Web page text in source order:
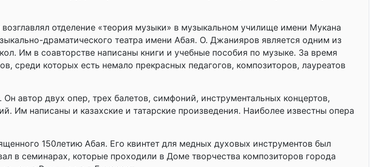
отделение «теория музыки» в музыкальном училище имени Мукана
драматического театра имени Абая. О. Джанияров является одним из
Им в соавторстве написаны книги и учебные пособия по музыке. За время
среди которых есть немало прекрасных педагогов, композиторов, лауреатов
автор двух опер, трех балетов, симфоний, инструментальных концертов,
Им написаны и казахские и татарские произведения. Наиболее известны опера
150летию Абая. Его квинтет для медных духовых инструментов был
в семинарах, которые проходили в Доме творчества композиторов города